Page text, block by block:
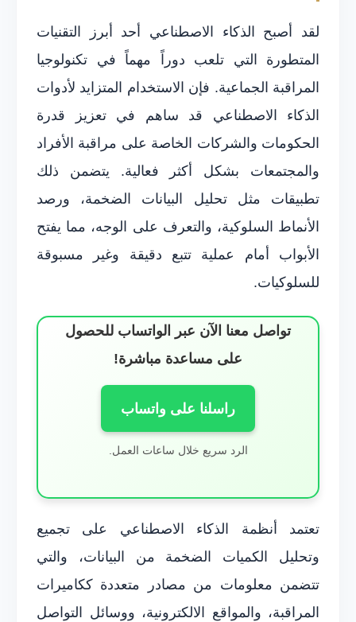
لقد أصبح الذكاء الاصطناعي أحد أبرز التقنيات
المتطورة التي تلعب دوراً مهماً في تكنولوجيا
المراقبة الجماعية. فإن الاستخدام المتزايد لأدوات
الذكاء الاصطناعي قد ساهم في تعزيز قدرة
الحكومات والشركات الخاصة على مراقبة الأفراد
والمجتمعات بشكل أكثر فعالية. يتضمن ذلك
تطبيقات مثل تحليل البيانات الضخمة، ورصد
الأنماط السلوكية، والتعرف على الوجه، مما يفتح
الأبواب أمام عملية تتبع دقيقة وغير مسبوقة
للسلوكيات.
تواصل معنا الآن عبر الواتساب للحصول
على مساعدة مباشرة!
راسلنا على واتساب
الرد سريع خلال ساعات العمل.
تعتمد أنظمة الذكاء الاصطناعي على تجميع
وتحليل الكميات الضخمة من البيانات، والتي
تتضمن معلومات من مصادر متعددة ككاميرات
المراقبة، والمواقع الالكترونية، ووسائل التواصل